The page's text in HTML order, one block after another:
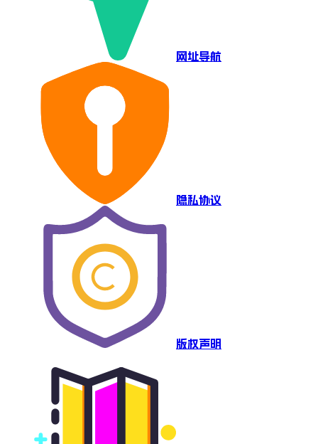
网址导航
隐私协议
版权声明